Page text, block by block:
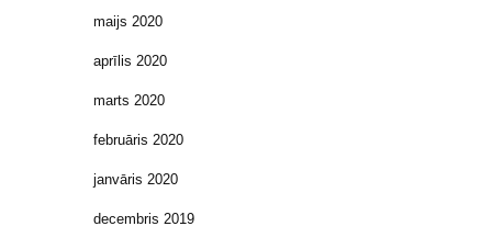
maijs 2020
aprīlis 2020
marts 2020
februāris 2020
janvāris 2020
decembris 2019